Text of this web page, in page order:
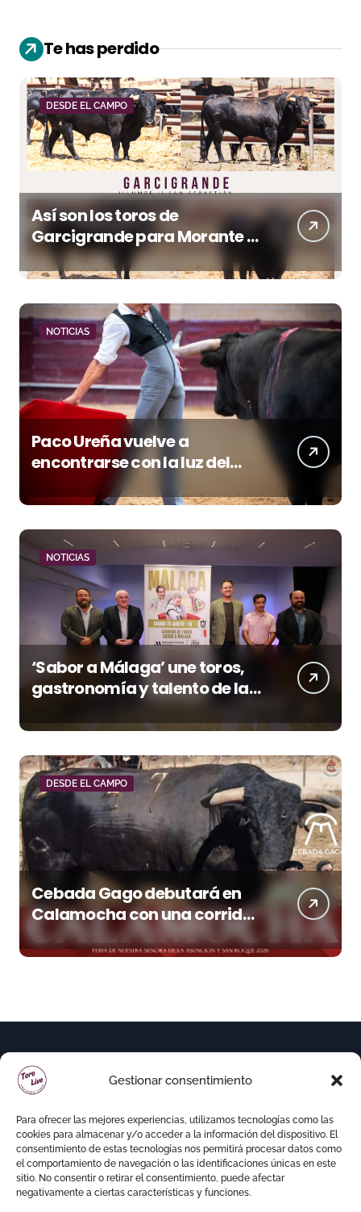
Gestionar consentimiento
Para ofrecer las mejores experiencias, utilizamos tecnologías como las
cookies para almacenar y/o acceder a la información del dispositivo. El
consentimiento de estas tecnologías nos permitirá procesar datos como
el comportamiento de navegación o las identificaciones únicas en este
sitio. No consentir o retirar el consentimiento, puede afectar
negativamente a ciertas características y funciones.
Te has perdido
DESDE EL CAMPO
Así son los toros de
Garcigrande para Morante y
Manzanares en Illumbe
(Vídeo e imágenes desde el
campo)
NOTICIAS
Paco Ureña vuelve a
encontrarse con la luz del
NOTICIAS
‘Sabor a Málaga’ une toros,
gastronomía y talento de la
tierra en La Malagueta
DESDE EL CAMPO
Cebada Gago debutará en
Calamocha con una corrida
de imponente presencia